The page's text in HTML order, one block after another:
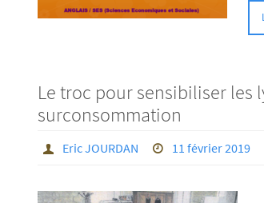
Le troc pour sensibiliser les
surconsommation
Eric JOURDAN 11 février 2019